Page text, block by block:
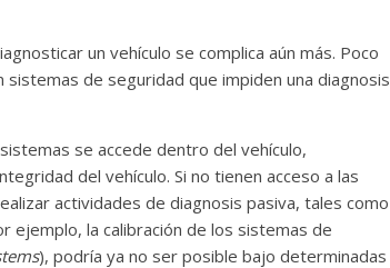
un vehículo se complica aún más. Poco
de seguridad que impiden una diagnosis
se accede dentro del vehículo,
del vehículo. Si no tienen acceso a las
actividades de diagnosis pasiva, tales como
ejemplo, la calibración de los sistemas de
), podría ya no ser posible bajo determinadas